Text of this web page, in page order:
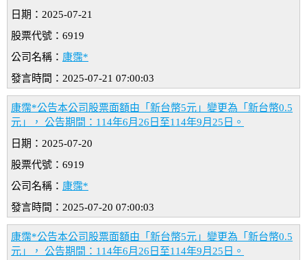
日期：2025-07-21
股票代號：6919
公司名稱： 康霈*
發言時間：2025-07-21 07:00:03
康霈*公告本公司股票面額由「新台幣5元」變更為「新台幣0.5
元」， 公告期間：114年6月26日至114年9月25日。
日期：2025-07-20
股票代號：6919
公司名稱： 康霈*
發言時間：2025-07-20 07:00:03
康霈*公告本公司股票面額由「新台幣5元」變更為「新台幣0.5
元」， 公告期間：114年6月26日至114年9月25日。